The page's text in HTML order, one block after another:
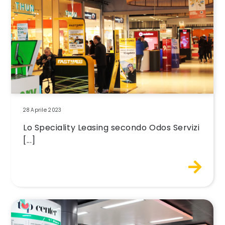
28 Aprile 2023
Lo Speciality Leasing secondo Odos Servizi
[...]